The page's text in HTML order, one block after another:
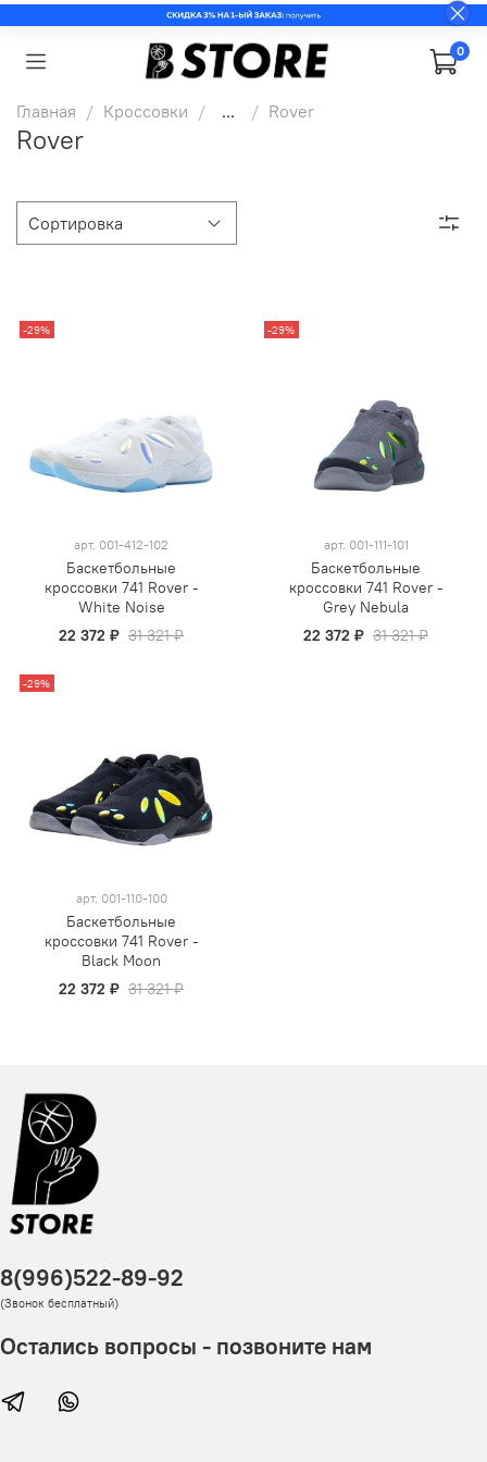
0
Главная Кроссовки ... Rover
Rover
-29%
арт. 001-412-102
Баскетбольные
кроссовки 741 Rover -
White Noise
22 372 ₽ 31 321 ₽
-29%
арт. 001-111-101
Баскетбольные
кроссовки 741 Rover -
Grey Nebula
22 372 ₽ 31 321 ₽
-29%
арт. 001-110-100
Баскетбольные
кроссовки 741 Rover -
Black Moon
22 372 ₽ 31 321 ₽
8(996)522-89-92
(Звонок бесплатный)
Остались вопросы - позвоните нам